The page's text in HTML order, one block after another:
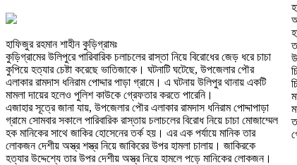
হাফিজুর রহমান শাহীন কুড়িগ্রামঃ
কুড়িগ্রামের উলিপুরে পারিবারিক চলাচলের রাস্তা নিয়ে বিরোধের জেড় ধরে চাচা
কুপিয়ে হত্যার চেষ্টা করেছে ভাতিজাকে। ঘটনাটি ঘটেছে, উপজেলার পৌর
এলাকার রামদাস ধনিরাম পোদ্দার পাড়া গ্রামে। এ ঘটনায় উলিপুর থানায় একটি
মামলা দায়ের হলেও পুলিশ কাউকে গ্রেফতার করতে পারেনি।
এজাহার সূত্রে জানা যায়, উপজেলার পৌর এলাকার রামদাস ধনিরাম পোদ্দাপাড়া
গ্রামে সোমবার সকালে পারিবারিক রাস্তায় চলাচলের বিরোধ নিয়ে চাচা মোজাম্মেল
হক মানিকের সাথে জাকির হোসেনের তর্ক হয়। এর এক পর্যায়ে মানিক তার
লোকজন দেশীয় অস্ত্র শস্ত্র নিয়ে জাকিরের উপর হামলা চালায়। জাকিরকে
হত্যার উদ্দেশ্যে তার উপর দেশীয় অস্ত্র নিয়ে হামলে পড়ে মানিকের লোকজন।
মামলা দায়ের করেন। যার নং নং ১১/৩০১ তারিখ ০৮/১০/২০২৪ ইং। মামলার
তদন্তকারী কর্মকর্তা এস আই মাহমুদুল হাবীব মন্ডল জানান, আসামীদের